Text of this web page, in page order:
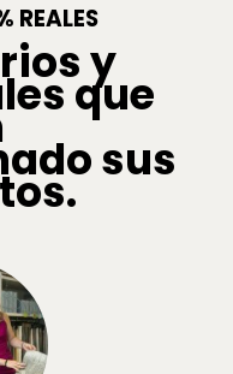
REALES
y
que
sus